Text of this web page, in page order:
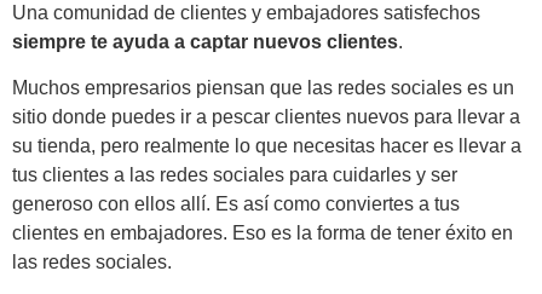
Una comunidad de clientes y embajadores satisfechos
siempre te ayuda a captar nuevos clientes.
Muchos empresarios piensan que las redes sociales es un
sitio donde puedes ir a pescar clientes nuevos para llevar a
su tienda, pero realmente lo que necesitas hacer es llevar a
tus clientes a las redes sociales para cuidarles y ser
generoso con ellos allí. Es así como conviertes a tus
clientes en embajadores. Eso es la forma de tener éxito en
las redes sociales.